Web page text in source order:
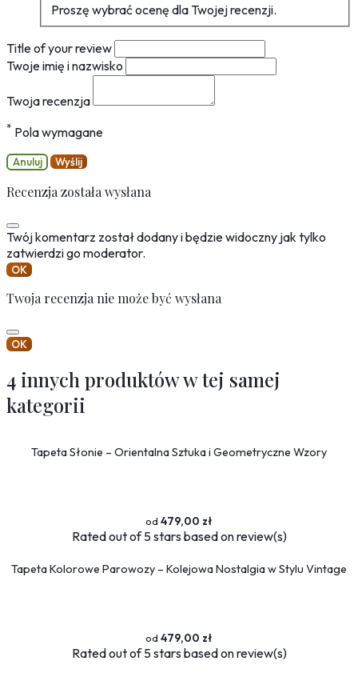
Proszę wybrać ocenę dla Twojej recenzji.
Title of your review
Twoje imię i nazwisko
Twoja recenzja
* Pola wymagane
Anuluj Wyślij
Recenzja została wysłana
Twój komentarz został dodany i będzie widoczny jak tylko
zatwierdzi go moderator.
OK
Twoja recenzja nie może być wysłana
OK
4 innych produktów w tej samej
kategorii
Tapeta Słonie – Orientalna Sztuka i Geometryczne Wzory
479,00 zł
Ratedout of 5 stars based onreview(s)
Tapeta Kolorowe Parowozy – Kolejowa Nostalgia w Stylu Vintage
479,00 zł
Ratedout of 5 stars based onreview(s)